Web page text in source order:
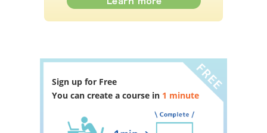
Sign up for Free
You can create a course in 1 minute